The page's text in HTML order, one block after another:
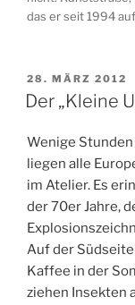
das er seit 1994
AM
28. MÄRZ 2012
Der „Kleine
Wenige
liegen alle
im Atelier. Es
der 70er Jahre,
Auf der
Kaffee in der
ziehen Insekten